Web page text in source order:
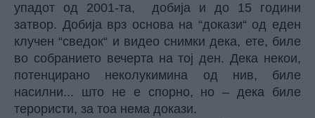
упадот од 2001-та, добија и до 15 години
затвор. Добија врз основа на “докази“ од еден
клучен “сведок“ и видео снимки дека, ете, биле
во собранието вечерта на тој ден. Дека некои,
потенцирано неколукимина од нив, биле
насилни... што не е спорно, но – дека биле
терористи, за тоа нема докази.